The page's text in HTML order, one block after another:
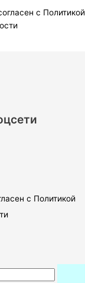
с Политикой
с Политикой